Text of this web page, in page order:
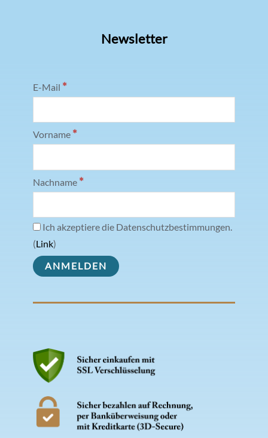
Newsletter
E-Mail *
Vorname *
Nachname *
Ich akzeptiere die Datenschutzbestimmungen.
(Link)